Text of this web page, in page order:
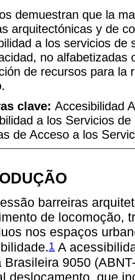
demuestran que la
arquitectónicas y de
a los servicios de
no alfabetizadas
de recursos para la
clave: Accesibilidad
a los Servicios
de Acceso a los
barreiras
de locomoção,
nos espaços
1 A
Brasileira 9050
deslocamento, que